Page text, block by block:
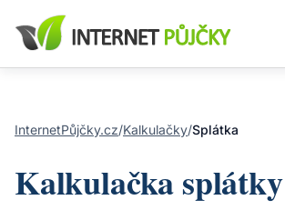
InternetPůjčky.cz/Kalkulačky/Splátka
Kalkulačka splátky